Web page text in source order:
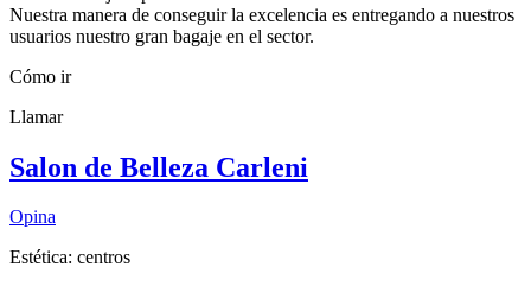
Nuestra manera de conseguir la excelencia es entregando a nuestros
usuarios nuestro gran bagaje en el sector.
Cómo ir
Llamar
Salon de Belleza Carleni
Opina
Estética: centros